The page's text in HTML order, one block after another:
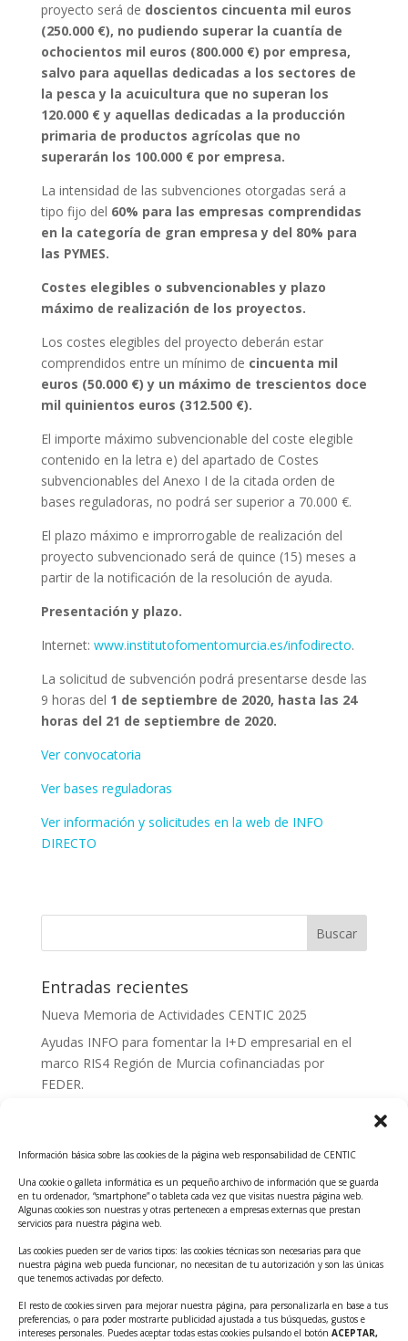
Información básica sobre las cookies de la página web responsabilidad de CENTIC
Una cookie o galleta informática es un pequeño archivo de información que se guarda
en tu ordenador, “smartphone” o tableta cada vez que visitas nuestra página web.
Algunas cookies son nuestras y otras pertenecen a empresas externas que prestan
servicios para nuestra página web.
Las cookies pueden ser de varios tipos: las cookies técnicas son necesarias para que
nuestra página web pueda funcionar, no necesitan de tu autorización y son las únicas
que tenemos activadas por defecto.
El resto de cookies sirven para mejorar nuestra página, para personalizarla en base a tus
preferencias, o para poder mostrarte publicidad ajustada a tus búsquedas, gustos e
intereses personales. Puedes aceptar todas estas cookies pulsando el botón ACEPTAR,
proyecto será de doscientos cincuenta mil euros
(250.000 €), no pudiendo superar la cuantía de
ochocientos mil euros (800.000 €) por empresa,
salvo para aquellas dedicadas a los sectores de
la pesca y la acuicultura que no superan los
120.000 € y aquellas dedicadas a la producción
primaria de productos agrícolas que no
superarán los 100.000 € por empresa.
La intensidad de las subvenciones otorgadas será a
tipo fijo del 60% para las empresas comprendidas
en la categoría de gran empresa y del 80% para
las PYMES.
Costes elegibles o subvencionables y plazo
máximo de realización de los proyectos.
Los costes elegibles del proyecto deberán estar
comprendidos entre un mínimo de cincuenta mil
euros (50.000 €) y un máximo de trescientos doce
mil quinientos euros (312.500 €).
El importe máximo subvencionable del coste elegible
contenido en la letra e) del apartado de Costes
subvencionables del Anexo I de la citada orden de
bases reguladoras, no podrá ser superior a 70.000 €.
El plazo máximo e improrrogable de realización del
proyecto subvencionado será de quince (15) meses a
partir de la notificación de la resolución de ayuda.
Presentación y plazo.
Internet: www.institutofomentomurcia.es/infodirecto.
La solicitud de subvención podrá presentarse desde las
9 horas del 1 de septiembre de 2020, hasta las 24
horas del 21 de septiembre de 2020.
Ver convocatoria
Ver bases reguladoras
Ver información y solicitudes en la web de INFO
DIRECTO
Entradas recientes
Nueva Memoria de Actividades CENTIC 2025
Ayudas INFO para fomentar la I+D empresarial en el
marco RIS4 Región de Murcia cofinanciadas por
FEDER.
Tecnológicos 2ª ed.
Ayudas INFO para el apoyo a las empresas
innovadoras con potencial tecnológico y escalables
Convocatoria Cheque de Innovación. Ayudas INFO
para la contratación de servicios de Innovación y
Competitividad
Cheque Inversión del INFO. Ayudas para la
contratación de servicios de Innovación y